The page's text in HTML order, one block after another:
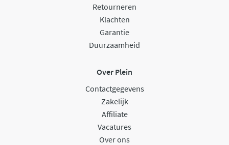
Retourneren
Klachten
Garantie
Duurzaamheid
Over Plein
Contactgegevens
Zakelijk
Affiliate
Vacatures
Over ons